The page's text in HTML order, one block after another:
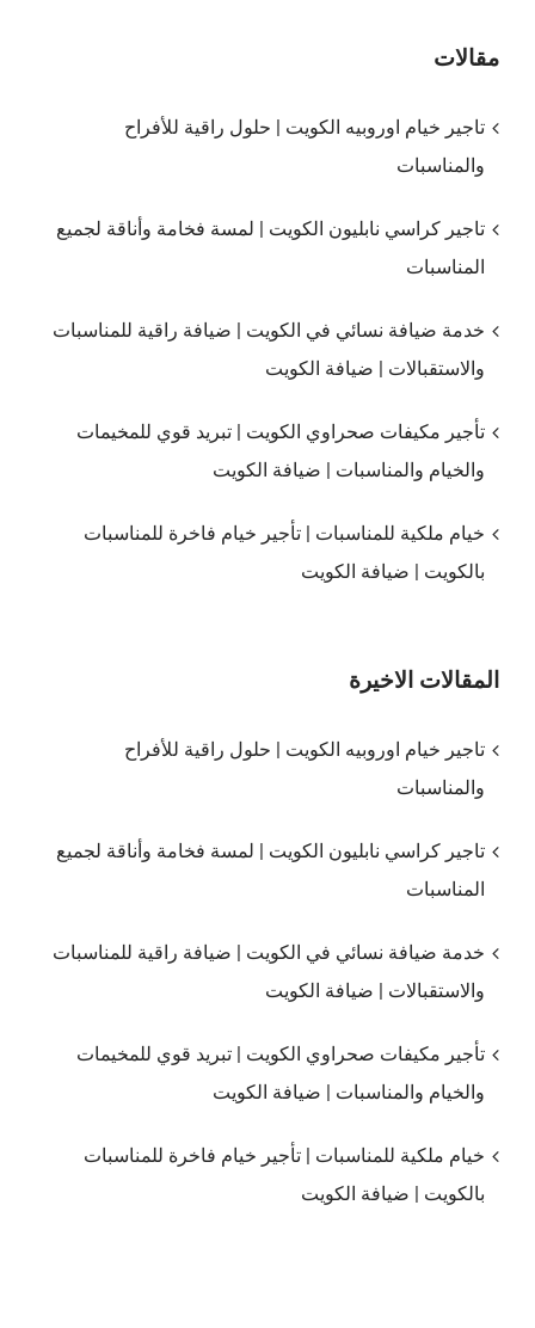
مقالات
تاجير خيام اوروبيه الكويت | حلول راقية للأفراح
والمناسبات
تاجير كراسي نابليون الكويت | لمسة فخامة وأناقة لجميع
المناسبات
خدمة ضيافة نسائي في الكويت | ضيافة راقية للمناسبات
والاستقبالات | ضيافة الكويت
تأجير مكيفات صحراوي الكويت | تبريد قوي للمخيمات
والخيام والمناسبات | ضيافة الكويت
خيام ملكية للمناسبات | تأجير خيام فاخرة للمناسبات
بالكويت | ضيافة الكويت
المقالات الاخيرة
تاجير خيام اوروبيه الكويت | حلول راقية للأفراح
والمناسبات
تاجير كراسي نابليون الكويت | لمسة فخامة وأناقة لجميع
المناسبات
خدمة ضيافة نسائي في الكويت | ضيافة راقية للمناسبات
والاستقبالات | ضيافة الكويت
تأجير مكيفات صحراوي الكويت | تبريد قوي للمخيمات
والخيام والمناسبات | ضيافة الكويت
خيام ملكية للمناسبات | تأجير خيام فاخرة للمناسبات
بالكويت | ضيافة الكويت